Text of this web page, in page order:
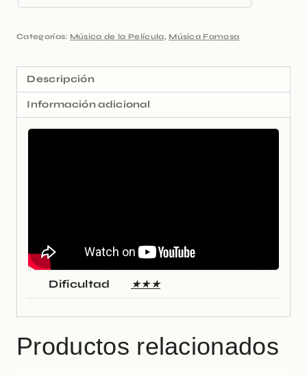
Categorías: Música de la Película, Música Famosa
Descripción
Información adicional
Dificultad ★★★
Productos relacionados